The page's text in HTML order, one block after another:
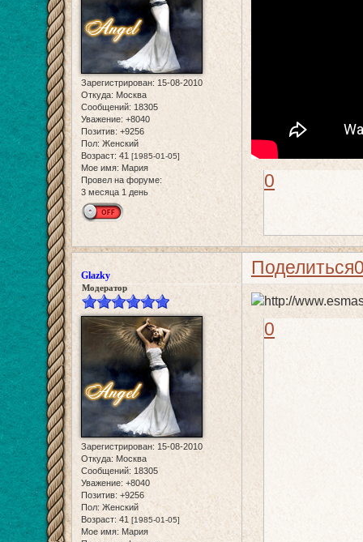
Зарегистрирован: 15-08-2010
Откуда: Москва
Сообщений: 18305
Уважение: +8040
Позитив: +9256
Пол: Женский
Возраст: 41 [1985-01-05]
Мое имя: Мария
Провел на форуме:
3 месяца 1 день
0
Поделиться
Glazky
Модератор
Зарегистрирован: 15-08-2010
Откуда: Москва
Сообщений: 18305
Уважение: +8040
Позитив: +9256
Пол: Женский
Возраст: 41 [1985-01-05]
Мое имя: Мария
0